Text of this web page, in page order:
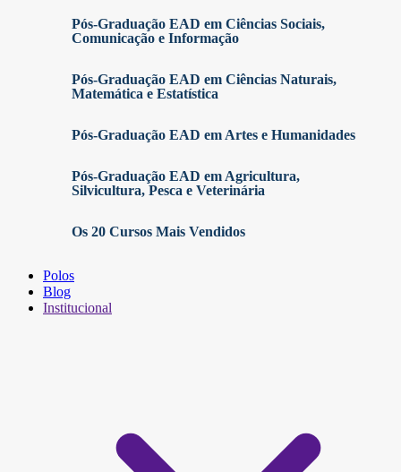
Pós-Graduação EAD em Ciências Sociais,
Comunicação e Informação
Pós-Graduação EAD em Ciências Naturais,
Matemática e Estatística
Pós-Graduação EAD em Artes e Humanidades
Pós-Graduação EAD em Agricultura,
Silvicultura, Pesca e Veterinária
Os 20 Cursos Mais Vendidos
Polos
Blog
Institucional